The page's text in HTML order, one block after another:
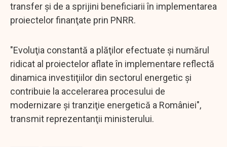
transfer şi de a sprijini beneficiarii în implementarea
proiectelor finanţate prin PNRR.
"Evoluţia constantă a plăţilor efectuate şi numărul
ridicat al proiectelor aflate în implementare reflectă
dinamica investiţiilor din sectorul energetic şi
contribuie la accelerarea procesului de
modernizare şi tranziţie energetică a României",
transmit reprezentanţii ministerului.